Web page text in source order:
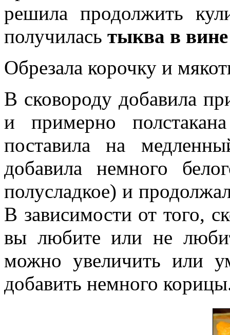
решила продолжить
получилась тыква в
Обрезала корочку и
В сковороду добавила
и примерно
поставила на
добавила немного
полусладкое) и
В зависимости от того,
вы любите или не
можно увеличить или
добавить немного